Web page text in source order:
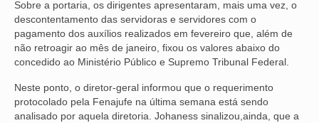
SOROCABA
NOTÍCIAS
VÍDEOS
Sobre a portaria, os dirigentes apresentaram, mais uma vez, o
descontentamento das servidoras e servidores com o
pagamento dos auxílios realizados em fevereiro que, além de
não retroagir ao mês de janeiro, fixou os valores abaixo do
concedido ao Ministério Público e Supremo Tribunal Federal.
Neste ponto, o diretor-geral informou que o requerimento
protocolado pela Fenajufe na última semana está sendo
analisado por aquela diretoria. Johaness sinalizou,ainda, que a